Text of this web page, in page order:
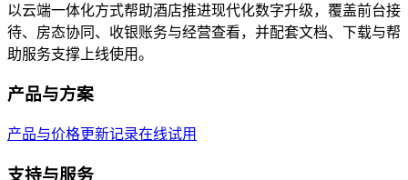
以云端一体化方式帮助酒店推进现代化数字升级，覆盖前台接
待、房态协同、收银账务与经营查看，并配套文档、下载与帮
助服务支撑上线使用。
产品与方案
产品与价格更新记录在线试用
支持与服务